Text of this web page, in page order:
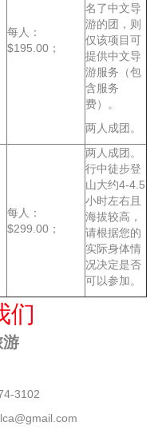
每人：
$195.00；
名了中文导
游的团，则
仅该项目可
提供中文导
游服务（包
含服务
费）。
两人成团。
每人：
$299.00；
两人成团。
行中徒步登
山大约4-4.5
小时左右且
海拔较高，
请根据您的
实际身体情
况决定是否
可以参加。
们
游
3102